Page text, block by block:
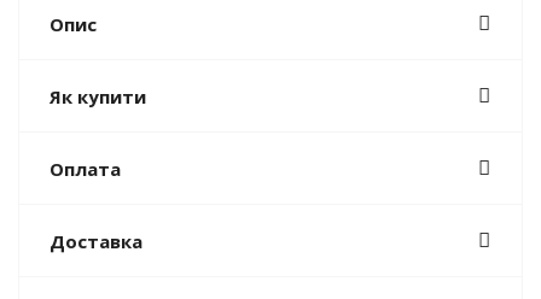
Опис
Як купити
Оплата
Доставка